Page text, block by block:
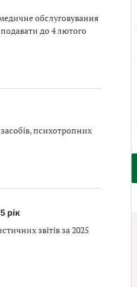
обслуговування
до 4 лютого
психотропних
рік
звітів за 2025